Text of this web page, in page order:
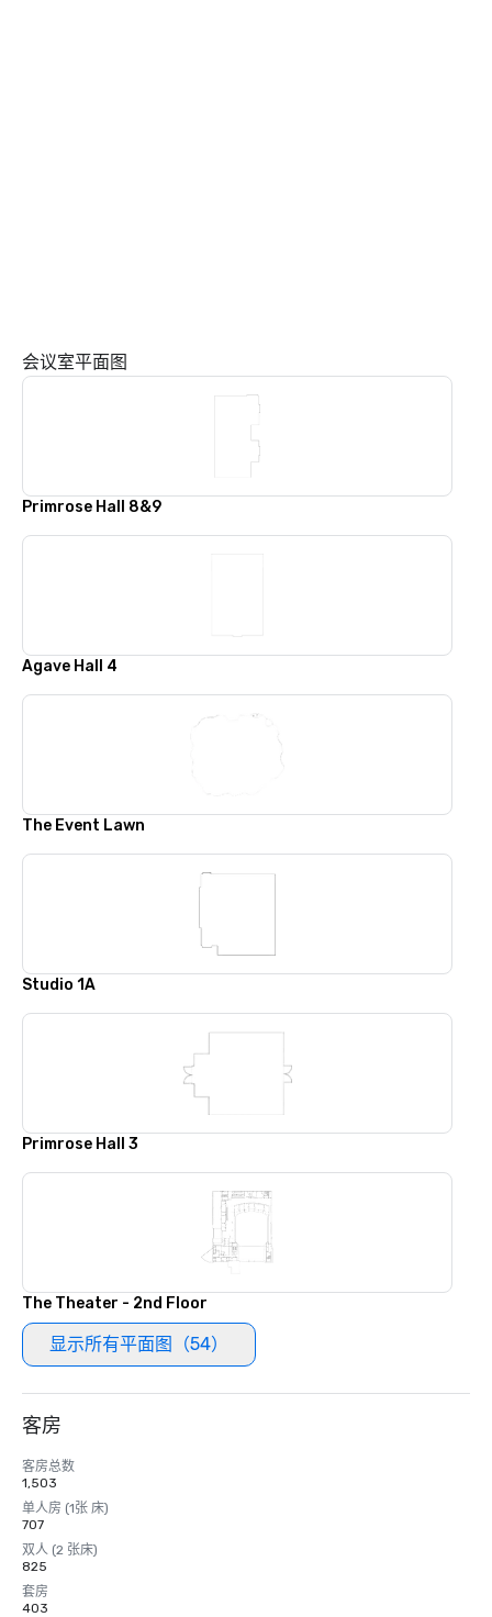
会议室平面图
Primrose Hall 8&9
Agave Hall 4
The Event Lawn
Studio 1A
Primrose Hall 3
The Theater - 2nd Floor
显示所有平面图（54）
客房
客房总数
1,503
单人房 (1张 床)
707
双人 (2 张床)
825
套房
403